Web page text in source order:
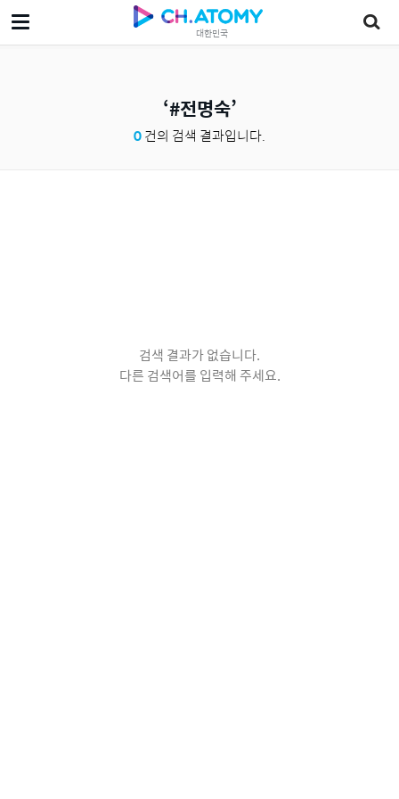
대한민국
#전명숙
0건의 검색 결과입니다.
검색 결과가 없습니다.
다른 검색어를 입력해 주세요.